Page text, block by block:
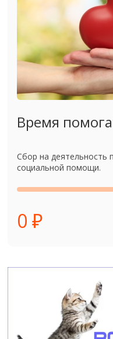
Время
Сбор на деятельность
социальной помощи.
0 ₽